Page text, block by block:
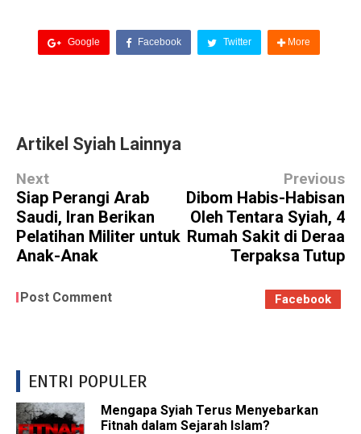
Google Facebook Twitter More
Artikel Syiah Lainnya
Next
Siap Perangi Arab
Saudi, Iran Berikan
Pelatihan Militer untuk
Anak-Anak
Previous
Dibom Habis-Habisan
Oleh Tentara Syiah, 4
Rumah Sakit di Deraa
Terpaksa Tutup
Post Comment Facebook
ENTRI POPULER
Mengapa Syiah Terus Menyebarkan
Fitnah dalam Sejarah Islam?